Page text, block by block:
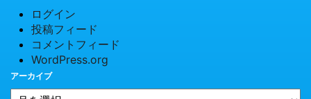
ログイン
投稿フィード
コメントフィード
WordPress.org
アーカイブ